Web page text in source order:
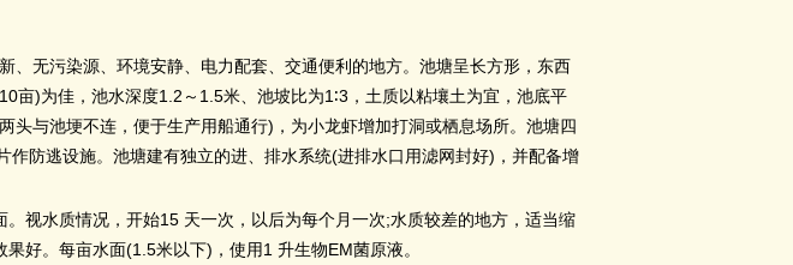
、无污染源、环境安静、电力配套、交通便利的地方。池塘呈长方形，东西
10亩)为佳，池水深度1.2 ～ 1.5米、池坡比为1 ∶3 ，土质以粘壤土为宜，池底平
头与池埂不连，便于生产用船通行) ，为小龙虾增加打洞或栖息场所。池塘四
作防逃设施。池塘建有独立的进、排水系统(进排水口用滤网封好) ，并配备增
。视水质情况，开始15 天一次，以后为每个月一次;水质较差的地方，适当缩
果好。每亩水面(1.5米以下) ，使用 1 升生物EM菌原液。